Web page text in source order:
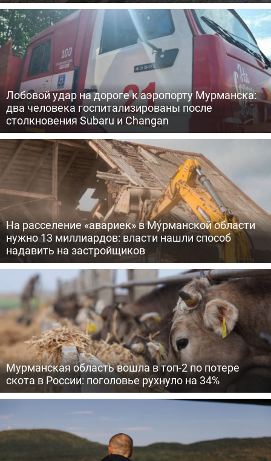
Лобовой удар на дороге к аэропорту Мурманска:
два человека госпитализированы после
столкновения Subaru и Changan
На расселение «авариек» в Мурманской области
нужно 13 миллиардов: власти нашли способ
надавить на застройщиков
Мурманская область вошла в топ-2 по потере
скота в России: поголовье рухнуло на 34%